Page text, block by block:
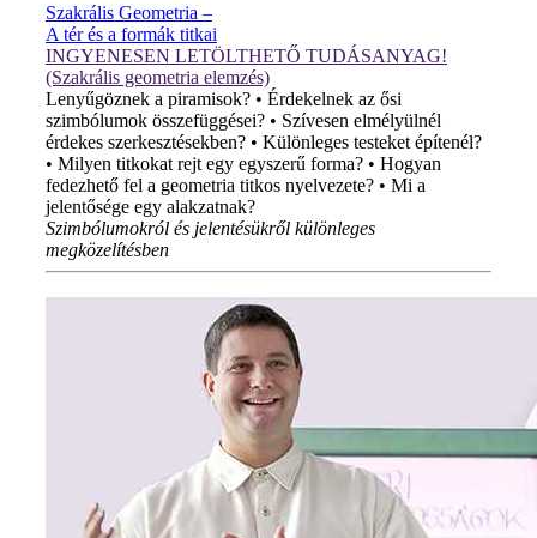
Szakrális Geometria –
A tér és a formák titkai
INGYENESEN LETÖLTHETŐ TUDÁSANYAG!
(Szakrális geometria elemzés)
Lenyűgöznek a piramisok? • Érdekelnek az ősi
szimbólumok összefüggései? • Szívesen elmélyülnél
érdekes szerkesztésekben? • Különleges testeket építenél?
• Milyen titkokat rejt egy egyszerű forma? • Hogyan
fedezhető fel a geometria titkos nyelvezete? • Mi a
jelentősége egy alakzatnak?
Szimbólumokról és jelentésükről különleges
megközelítésben